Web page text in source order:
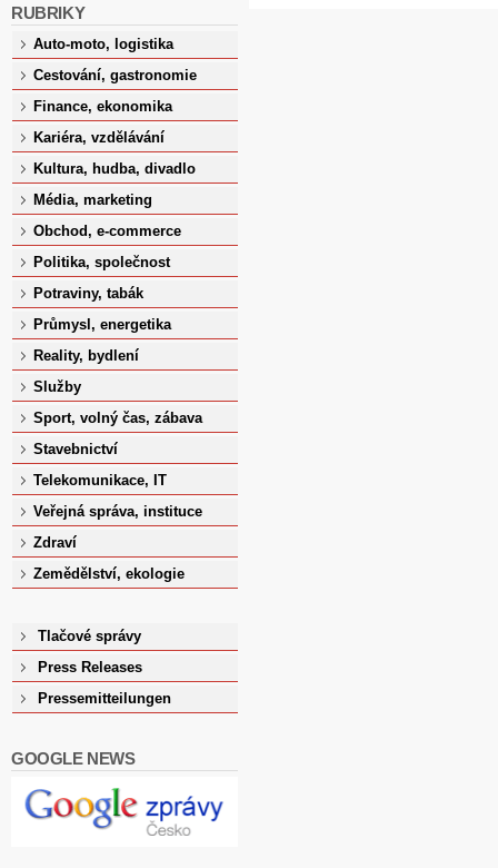
RUBRIKY
Auto-moto, logistika
Cestování, gastronomie
Finance, ekonomika
Kariéra, vzdělávání
Kultura, hudba, divadlo
Média, marketing
Obchod, e-commerce
Politika, společnost
Potraviny, tabák
Průmysl, energetika
Reality, bydlení
Služby
Sport, volný čas, zábava
Stavebnictví
Telekomunikace, IT
Veřejná správa, instituce
Zdraví
Zemědělství, ekologie
Tlačové správy
Press Releases
Pressemitteilungen
GOOGLE NEWS